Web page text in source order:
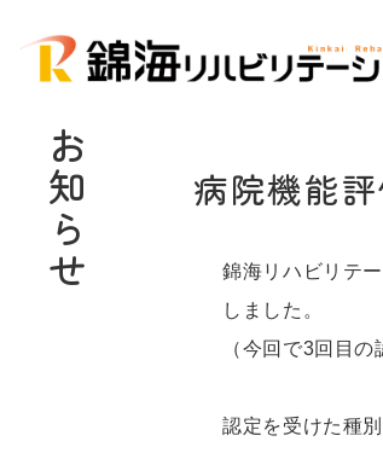
お知らせ 病院機能
錦海リハビリテ
しました。
（今回で3回目
認定を受けた種